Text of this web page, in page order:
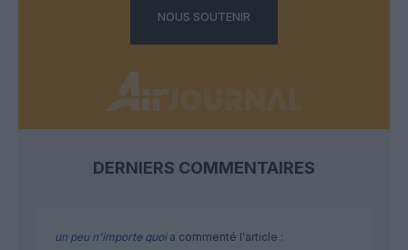
NOUS SOUTENIR
DERNIERS COMMENTAIRES
un peu n'importe quoia commenté l'article :